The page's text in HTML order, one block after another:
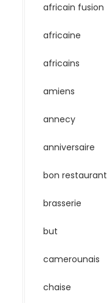
africain fusion
africaine
africains
amiens
annecy
anniversaire
bon restaurant
brasserie
but
camerounais
chaise